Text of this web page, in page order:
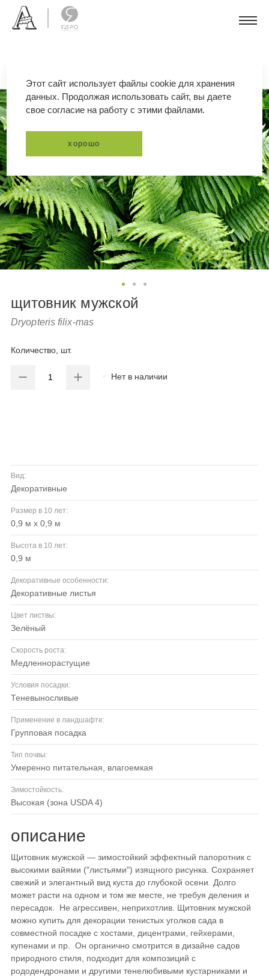
щитовник мужской
Dryopteris filix-mas
Количество, шт.
Нет в наличии
Вид:
декоративные
Размер в 10 лет:
0,9 м х 0,9 м
Высота в 10 лет:
0,9 м
Декоративные особенности:
декоративные листья
Цвет листвы:
зелёный
Скорость роста:
медленнорастущие
Условия посадки:
теневыносливые
Применение в ландшафте:
групповая посадка
Тип почвы:
умеренно питательная, влагоемкая
Зимостойкость:
высокая (зона USDA 4)
описание
Щитовник мужской — зимостойкий эффектный папоротник с
высокими вайями ("листьями") изящного рисунка. Сохраняет
свежий и элегантный вид куста до глубокой осени. Долго
может расти на одном и том же месте, не требуя деления и
пересадок. Не агрессивен, неприхотлив. Щитовник мужской
можно купить для декорации тенистых уголков сада в
совместной посадке с хостами, дицентрами, гейхерами,
купенами и пр. Он органично смотрится в дизайне садов
природного стиля, подходит для композиций с
рододендронами и другими тенелюбивыми кустарниками и
Этот сайт использует файлы cookie для хранения
данных. Продолжая использовать сайт, вы даете
свое согласие на работу с этими файлами.
хорошо